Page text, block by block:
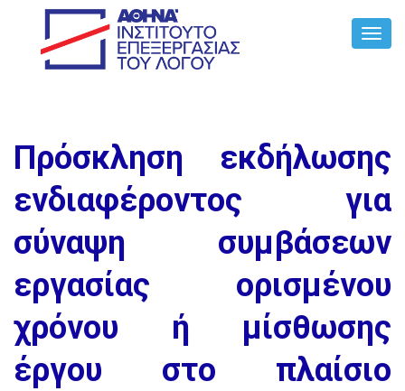
Πρόσκληση εκδήλωσης
ενδιαφέροντος για
σύναψη συμβάσεων
εργασίας ορισμένου
χρόνου ή μίσθωσης
έργου στο πλαίσιο